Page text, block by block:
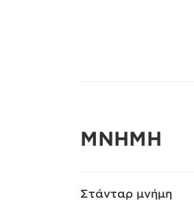
ΜΝΗΜΗ
Στάνταρ μνήμη